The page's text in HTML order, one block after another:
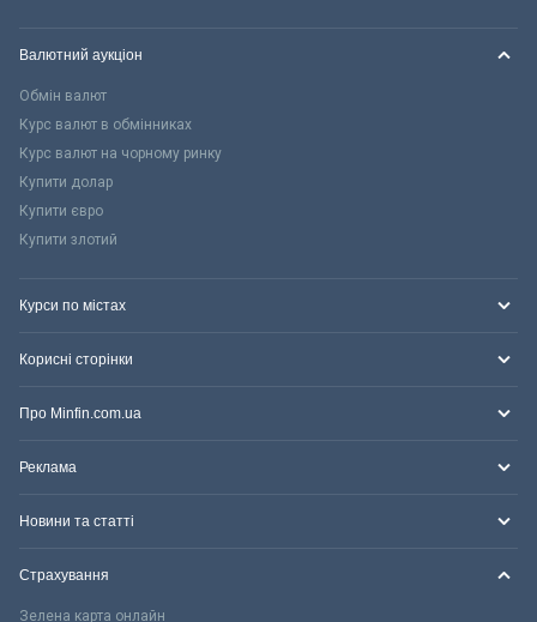
Валютний аукціон
Обмін валют
Курс валют в обмінниках
Курс валют на чорному ринку
Купити долар
Купити євро
Купити злотий
Курси по містах
Корисні сторінки
Про Minfin.com.ua
Реклама
Новини та статті
Страхування
Зелена карта онлайн